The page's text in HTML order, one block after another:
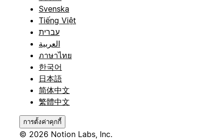
Svenska
Tiếng Việt
עברית
العربية
ภาษาไทย
한국어
日本語
简体中文
繁體中文
การตั้งค่าคุกกี้
© 2026 Notion Labs, Inc.